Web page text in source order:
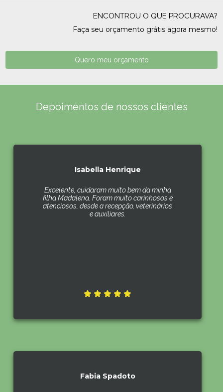
ENCONTROU O QUE PROCURAVA?
Faça seu orçamento grátis agora mesmo!
Quero meu orçamento
Depoimentos de nossos clientes
Isabella Henrique
Excelente, cuidaram muito bem da minha
filha Madalena. Foram muito carinhosos e
atenciosos, desde a recepção, veterinários
e auxiliares.
Fabia Spadoto